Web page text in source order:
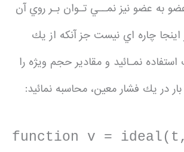
به عضو نيز نمــي تـوان بـر روي آن
چاره اي نيست جز آنكه از يك
نمـائيد و مقادير حجم ويژه را
در يك فشار معين، محاسبه نمائيد:
function v =